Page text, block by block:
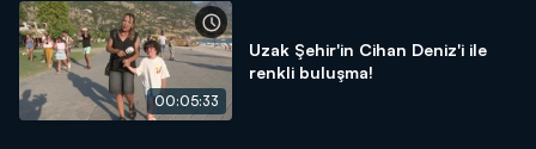
00:05:33
Uzak Şehir'in Cihan Deniz'i ile
renkli buluşma!